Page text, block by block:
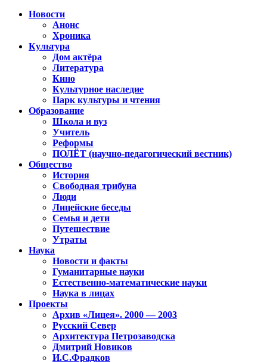
Новости
Анонс
Хроника
Культура
Дом актёра
Литература
Кино
Культурное наследие
Парк культуры и чтения
Образование
Школа и вуз
Учитель
Реформы
ПОЛЁТ (научно-педагогический вестник)
Общество
История
Свободная трибуна
Люди
Лицейские беседы
Семья и дети
Путешествие
Утраты
Наука
Новости и факты
Гуманитарные науки
Естественно-математические науки
Наука в лицах
Проекты
Архив «Лицея». 2000 — 2003
Русский Север
Архитектура Петрозаводска
Дмитрий Новиков
И.С.Фрадков